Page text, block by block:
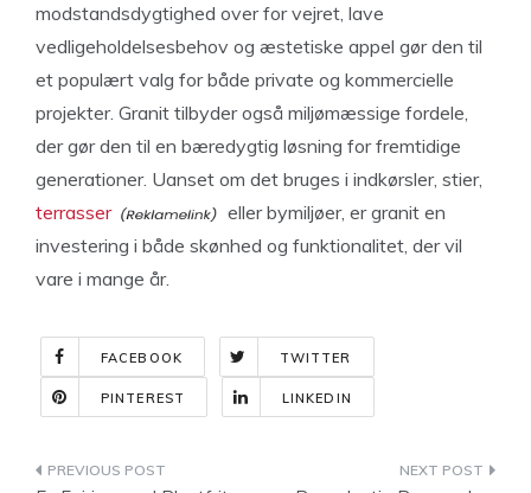
modstandsdygtighed over for vejret, lave
vedligeholdelsesbehov og æstetiske appel gør den til
et populært valg for både private og kommercielle
projekter. Granit tilbyder også miljømæssige fordele,
der gør den til en bæredygtig løsning for fremtidige
generationer. Uanset om det bruges i indkørsler, stier,
terrasser
eller bymiljøer, er granit en
investering i både skønhed og funktionalitet, der vil
vare i mange år.
FACEBOOK TWITTER
PINTEREST LINKEDIN
Indlægsnavigation